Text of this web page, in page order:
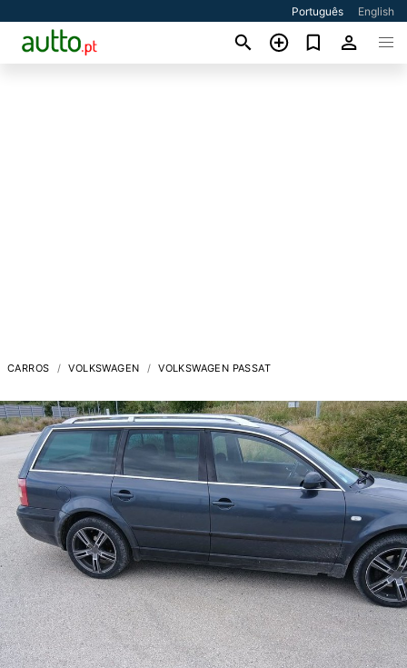
Português English
CARROS VOLKSWAGEN VOLKSWAGEN PASSAT